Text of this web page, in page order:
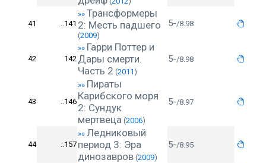
41 ..141
»» Трансформеры
2: Месть падшего
(2009)
5-/8.98
42 142
»» Гарри Поттер и
Дары cмерти.
Часть 2 (2011)
5-/8.98
43 ..146
»» Пираты
Карибского моря
2: Сундук
мертвеца (2006)
5-/8.97
44 ..157
»» Ледниковый
период 3: Эра
динозавров (2009)
5-/8.95